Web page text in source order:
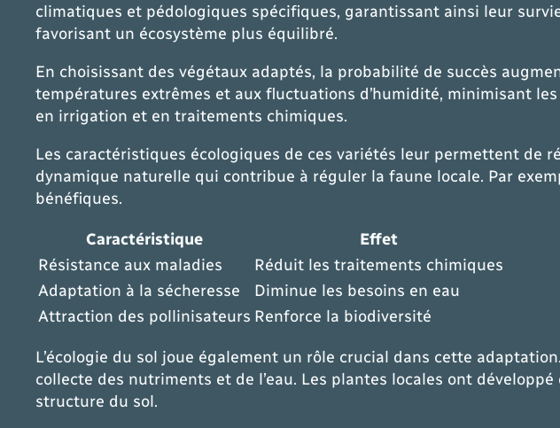
climatiques et pédologiques spécifiques, garantissant ainsi leur
favorisant un écosystème plus équilibré.
En choisissant des végétaux adaptés, la probabilité de succès
températures extrêmes et aux fluctuations d’humidité, minimisant
en irrigation et en traitements chimiques.
Les caractéristiques écologiques de ces variétés leur permettent de
dynamique naturelle qui contribue à réguler la faune locale. Par
bénéfiques.
Caractéristique
Effet
Résistance aux maladies
Réduit les traitements chimiques
Adaptation à la sécheresse
Diminue les besoins en eau
Attraction des pollinisateurs Renforce la biodiversité
L’écologie du sol joue également un rôle crucial dans cette
collecte des nutriments et de l’eau. Les plantes locales ont
structure du sol.